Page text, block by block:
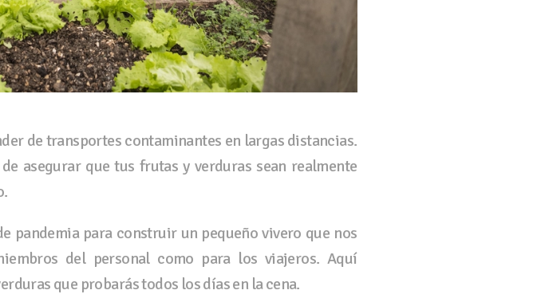
de transportes contaminantes en largas distancias.
asegurar que tus frutas y verduras sean realmente
pandemia para construir un pequeño vivero que nos
del personal como para los viajeros. Aquí
que probarás todos los días en la cena.